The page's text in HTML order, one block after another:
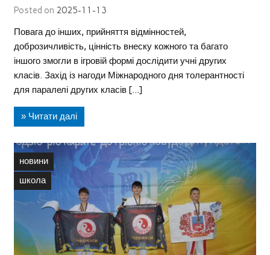
Posted on 2025-11-13
Повага до інших, прийняття відмінностей,
доброзичливість, цінність внеску кожного та багато
іншого змогли в ігровій формі дослідити учні других
класів. Захід із нагоди Міжнародного дня толерантності
для паралелі других класів […]
» Читати далі
новини
школа